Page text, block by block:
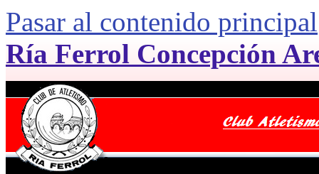
Pasar al contenido principal
Ría Ferrol Concepción